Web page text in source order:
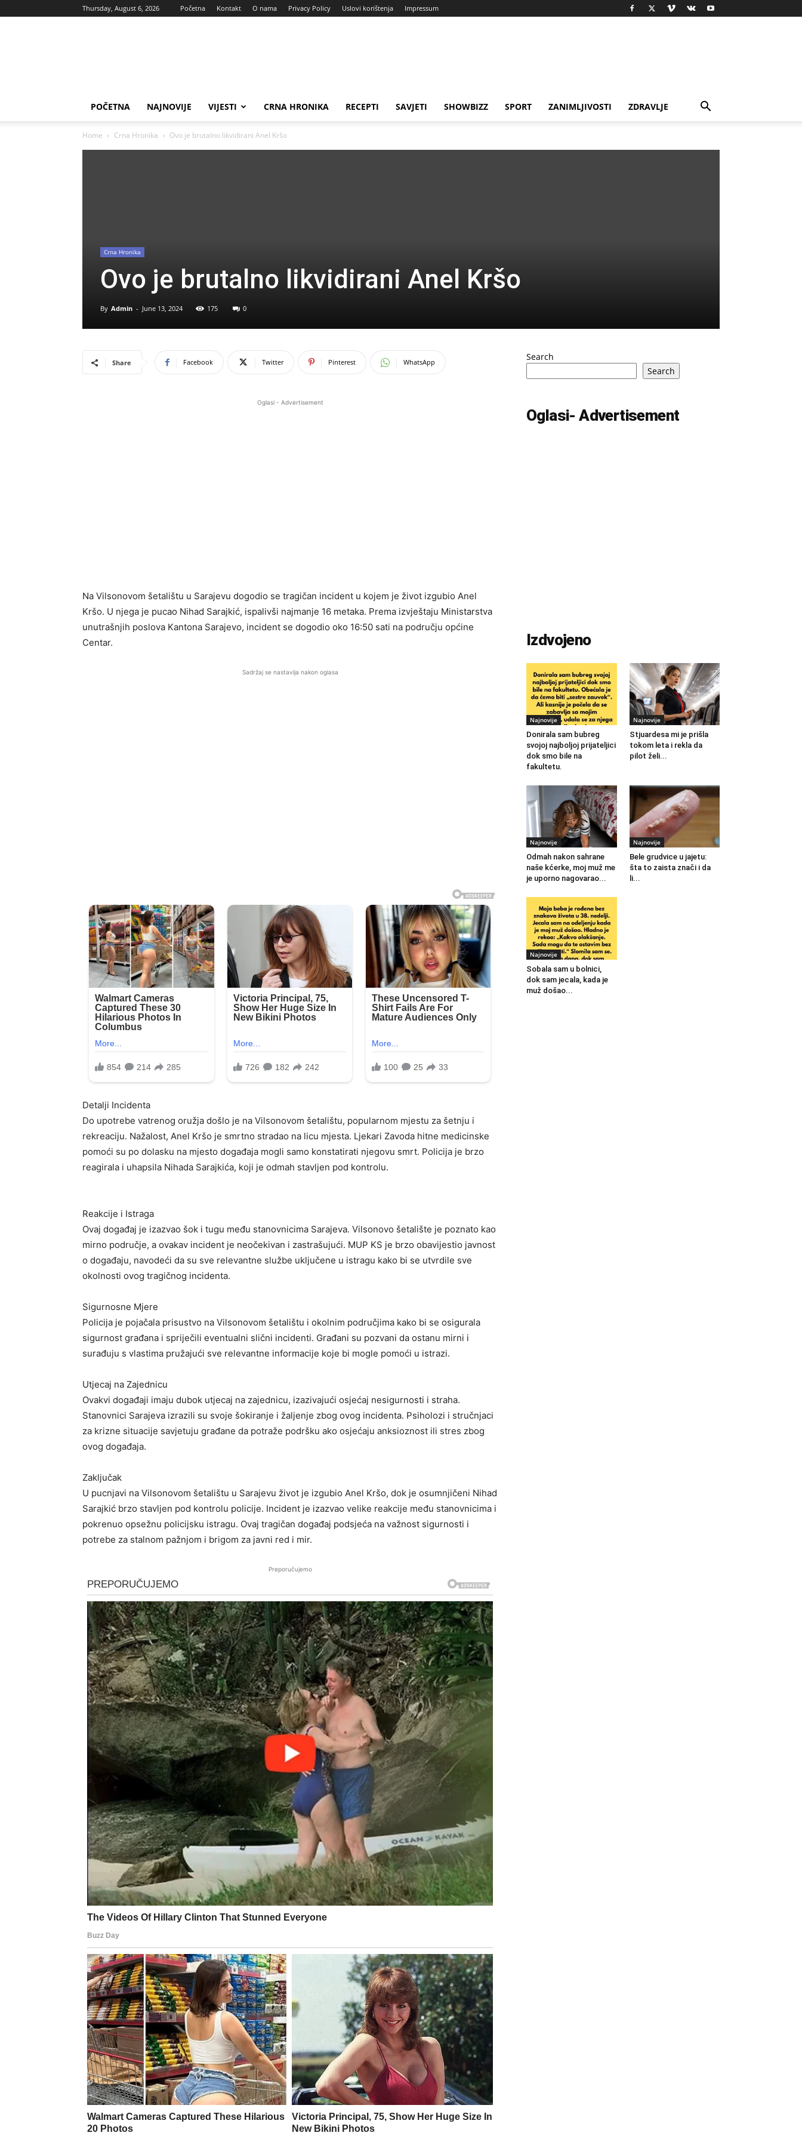
Thursday, August 6, 2026 Početna Kontakt O nama Privacy Policy Uslovi korištenja Impressum
POČETNA NAJNOVIJE VIJESTI CRNA HRONIKA RECEPTI SAVJETI SHOWBIZZ SPORT ZANIMLJIVOSTI ZDRAVLJE
Home Crna Hronika Ovo je brutalno likvidirani Anel Kršo
Crna Hronika
Ovo je brutalno likvidirani Anel Kršo
By Admin - June 13, 2024 175 0
Share Facebook Twitter Pinterest WhatsApp
Oglasi - Advertisement
Na Vilsonovom šetalištu u Sarajevu dogodio se tragičan incident u kojem je život izgubio Anel
Kršo. U njega je pucao Nihad Sarajkić, ispalivši najmanje 16 metaka. Prema izvještaju Ministarstva
unutrašnjih poslova Kantona Sarajevo, incident se dogodio oko 16:50 sati na području općine
Centar.
Sadržaj se nastavlja nakon oglasa
Detalji Incidenta
Do upotrebe vatrenog oružja došlo je na Vilsonovom šetalištu, popularnom mjestu za šetnju i
rekreaciju. Nažalost, Anel Kršo je smrtno stradao na licu mjesta. Ljekari Zavoda hitne medicinske
pomoći su po dolasku na mjesto događaja mogli samo konstatirati njegovu smrt. Policija je brzo
reagirala i uhapsila Nihada Sarajkića, koji je odmah stavljen pod kontrolu.
Reakcije i Istraga
Ovaj događaj je izazvao šok i tugu među stanovnicima Sarajeva. Vilsonovo šetalište je poznato kao
mirno područje, a ovakav incident je neočekivan i zastrašujući. MUP KS je brzo obavijestio javnost
o događaju, navodeći da su sve relevantne službe uključene u istragu kako bi se utvrdile sve
okolnosti ovog tragičnog incidenta.
Sigurnosne Mjere
Policija je pojačala prisustvo na Vilsonovom šetalištu i okolnim područjima kako bi se osigurala
sigurnost građana i spriječili eventualni slični incidenti. Građani su pozvani da ostanu mirni i
surađuju s vlastima pružajući sve relevantne informacije koje bi mogle pomoći u istrazi.
Utjecaj na Zajednicu
Ovakvi događaji imaju dubok utjecaj na zajednicu, izazivajući osjećaj nesigurnosti i straha.
Stanovnici Sarajeva izrazili su svoje šokiranje i žaljenje zbog ovog incidenta. Psiholozi i stručnjaci
za krizne situacije savjetuju građane da potraže podršku ako osjećaju anksioznost ili stres zbog
ovog događaja.
Zaključak
U pucnjavi na Vilsonovom šetalištu u Sarajevu život je izgubio Anel Kršo, dok je osumnjičeni Nihad
Sarajkić brzo stavljen pod kontrolu policije. Incident je izazvao velike reakcije među stanovnicima i
pokrenuo opsežnu policijsku istragu. Ovaj tragičan događaj podsjeća na važnost sigurnosti i
potrebe za stalnom pažnjom i brigom za javni red i mir.
Preporučujemo
Search
Search
Oglasi- Advertisement
Izdvojeno
Najnovije
Donirala sam bubreg
svojoj najboljoj prijateljici
dok smo bile na
fakultetu.
Najnovije
Stjuardesa mi je prišla
tokom leta i rekla da
pilot želi...
Najnovije
Odmah nakon sahrane
naše kćerke, moj muž me
je uporno nagovarao...
Najnovije
Bele grudvice u jajetu:
šta to zaista znači i da
li...
Najnovije
Sobala sam u bolnici,
dok sam jecala, kada je
muž došao...